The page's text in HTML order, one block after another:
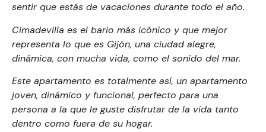
sentir que estás de vacaciones durante todo el año.
Cimadevilla es el bario más icónico y que mejor
representa lo que es Gijón, una ciudad alegre,
dinámica, con mucha vida, como el sonido del mar.
Este apartamento es totalmente así, un apartamento
joven, dinámico y funcional, perfecto para una
persona a la que le guste disfrutar de la vida tanto
dentro como fuera de su hogar.